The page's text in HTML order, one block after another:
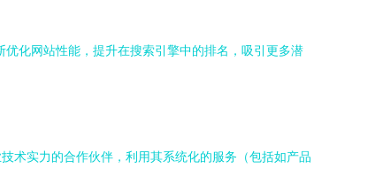
化网站性能，提升在搜索引擎中的排名，吸引更多潜
术实力的合作伙伴，利用其系统化的服务（包括如产品